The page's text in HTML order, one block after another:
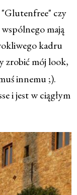
czy
mają
kadru
zrobić mój look,
innemu ;).
i jest w ciągłym